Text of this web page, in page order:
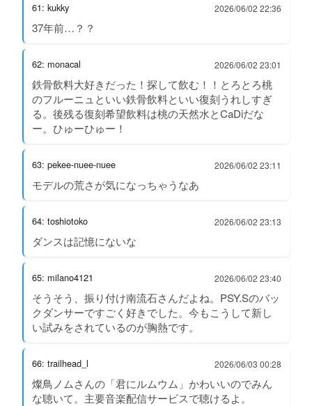
61: kukky 2026/06/02 22:36
37年前…？？
62: monacal 2026/06/02 23:01
鉄骨飲料大好きだった！探して飲む！！とろとろ桃
のフルーニュといい鉄骨飲料といい復刻うれしすぎ
る。後残る復刻希望飲料は桃の天然水とCaDiだな
ー。ひゅーひゅー！
63: pekee-nuee-nuee 2026/06/02 23:11
モデルの荒さが気になっちゃうなあ
64: toshiotoko 2026/06/02 23:13
ダンスは記憶にないな
65: milano4121 2026/06/02 23:40
そうそう、振り付け南流石さんだよね。PSY.Sのバッ
クダンサーですごく好きでした。今もこうして新し
い試みをされているのが胸熱です。
66: trailhead_l 2026/06/03 00:28
燦鳥ノムさんの「君にルムウム」かわいいのでみん
な聴いて。主要音楽配信サービスで聴けるよ。